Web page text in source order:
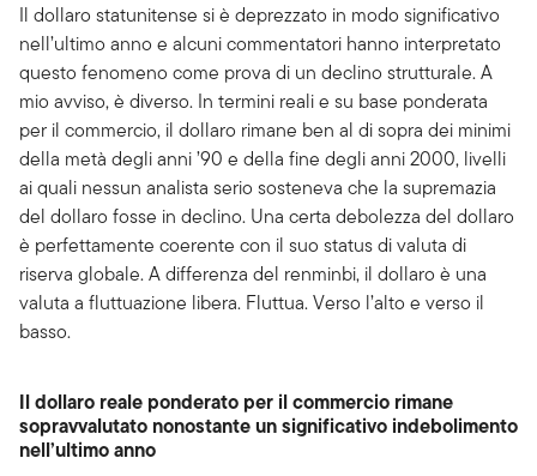
Il dollaro statunitense si è deprezzato in modo significativo
nell’ultimo anno e alcuni commentatori hanno interpretato
questo fenomeno come prova di un declino strutturale. A
mio avviso, è diverso. In termini reali e su base ponderata
per il commercio, il dollaro rimane ben al di sopra dei minimi
della metà degli anni ’90 e della fine degli anni 2000, livelli
ai quali nessun analista serio sosteneva che la supremazia
del dollaro fosse in declino. Una certa debolezza del dollaro
è perfettamente coerente con il suo status di valuta di
riserva globale. A differenza del renminbi, il dollaro è una
valuta a fluttuazione libera. Fluttua. Verso l’alto e verso il
basso.
Il dollaro reale ponderato per il commercio rimane
sopravvalutato nonostante un significativo indebolimento
nell’ultimo anno